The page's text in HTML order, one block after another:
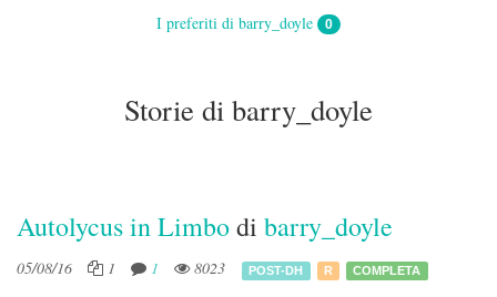
I preferiti di barry_doyle 0
Storie di barry_doyle
Autolycus in Limbodi barry_doyle
05/08/16 1 1 8023 POST-DH R COMPLETA